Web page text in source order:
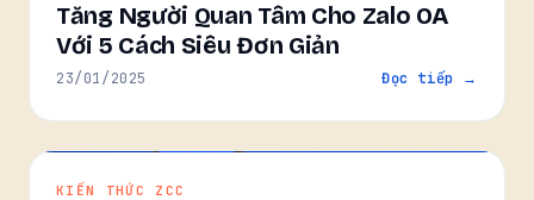
Tăng Người Quan Tâm Cho Zalo OA
Với 5 Cách Siêu Đơn Giản
23/01/2025 Đọc tiếp →
KIẾN THỨC ZCC